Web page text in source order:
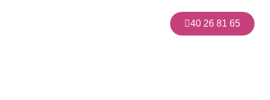
40 26 81 65